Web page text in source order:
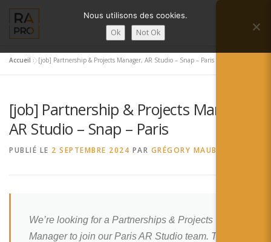
contenu
Menu
SERVICES RA’PRO ACTUALITÉ DE LA RA
Français
Accueil »[job] Partnership & Projects Manager, AR Studio – Snap – Paris
[job] Partnership & Projects Manager,
AR Studio – Snap – Paris
PUBLIÉ LE 2 SEPTEMBRE 2024 PAR GRÉGORY MAUBON
We’re looking for a Partnerships & Projects
Manager to join our Paris AR Studio team. The
Nous utilisons des cookies.
Ok Not Ok